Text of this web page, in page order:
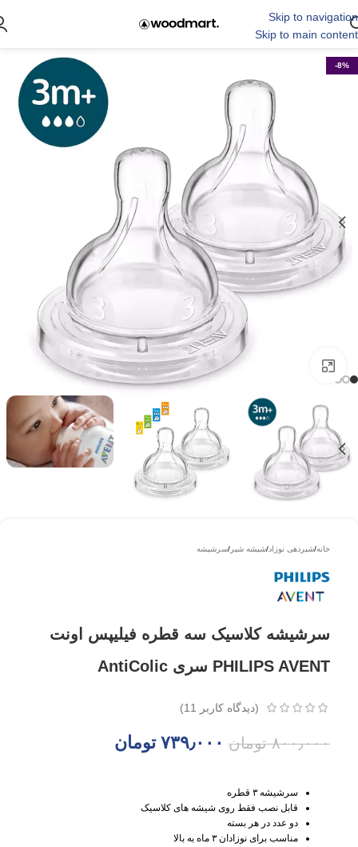
Skip to navigation
Skip to main content
-8%
خانه/شیردهی نوزاد/شیشه شیر /سرشیشه
سرشیشه کلاسیک سه‌ قطره‌ فیلیپس اونت
PHILIPS AVENT سری AntiColic
(دیدگاه کاربر 11
)
۸۰۰٫۰۰۰ تومان ۷۳۹٫۰۰۰ تومان
سرشیشه ۳ قطره
قابل نصب فقط روی شیشه های کلاسیک
دو عدد در هر بسته
مناسب برای نوزادان ۳ ماه به بالا